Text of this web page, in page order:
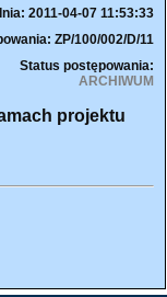
2011-04-07 11:53:33
ZP/100/002/D/11
Status postępowania:
ARCHIWUM
projektu